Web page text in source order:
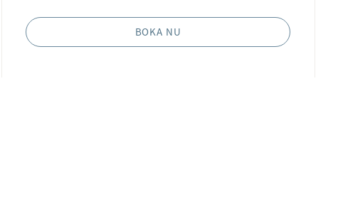
BOKA NU